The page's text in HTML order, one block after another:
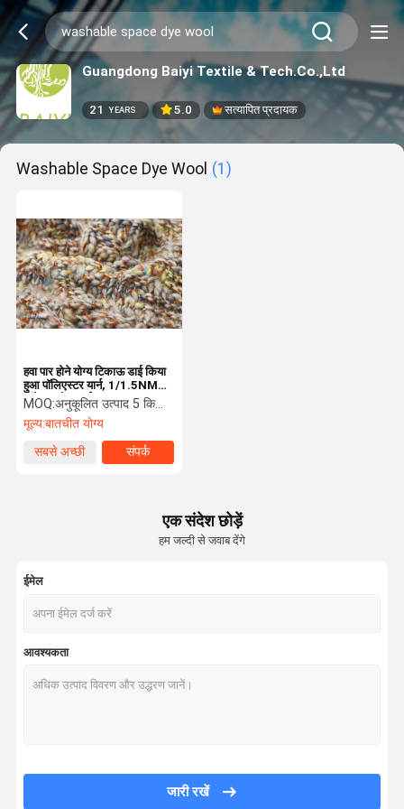
Guangdong Baiyi Textile & Tech.Co.,Ltd
21 YEARS 5.0 सत्यापित प्रदायक
Washable Space Dye Wool (1)
हवा पार होने योग्य टिकाऊ डाई किया
हुआ पॉलिएस्टर यार्न, 1/1.5NM
वॉशेबल स्पेस डाई वूल
MOQ:अनुकूलित उत्पाद 5 किलो न्यूनतम आदेश, स्पॉट 1 किलो न्यूनतम आदेश
मूल्य:बातचीत योग्य
सबसे अच्छी
संपर्क
एक संदेश छोड़ें
हम जल्दी से जवाब देंगे
ईमेल
आवश्यकता
जारी रखें